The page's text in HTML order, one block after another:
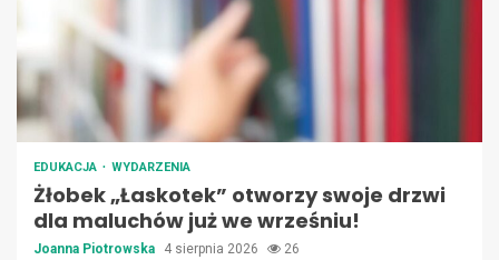
EDUKACJA WYDARZENIA
Żłobek „Łaskotek” otworzy swoje drzwi
dla maluchów już we wrześniu!
Joanna Piotrowska 4 sierpnia 2026 26